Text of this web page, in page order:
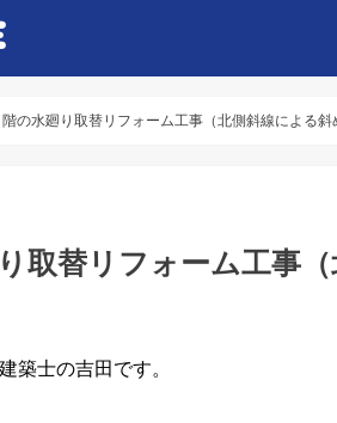
階の水廻り取替リフォーム工事（北側斜線による斜
取替リフォーム工事
築士の吉田です。